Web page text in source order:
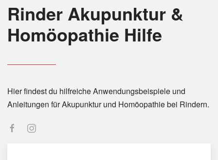
Rinder Akupunktur &
Homöopathie Hilfe
Hier findest du hilfreiche Anwendungsbeispiele und
Anleitungen für Akupunktur und Homöopathie bei Rindern.